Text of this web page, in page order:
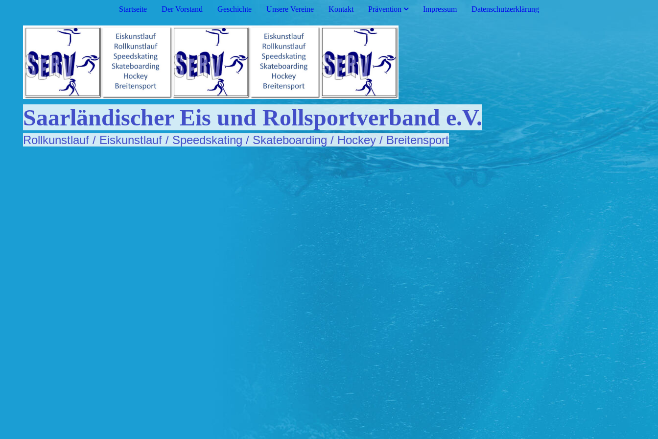
Startseite Der Vorstand Geschichte Unsere Vereine Kontakt Prävention Impressum Datenschutzerklärung
Saarländischer Eis und Rollsportverband e.V.
Rollkunstlauf / Eiskunstlauf / Speedskating / Skateboarding / Hockey / Breitensport